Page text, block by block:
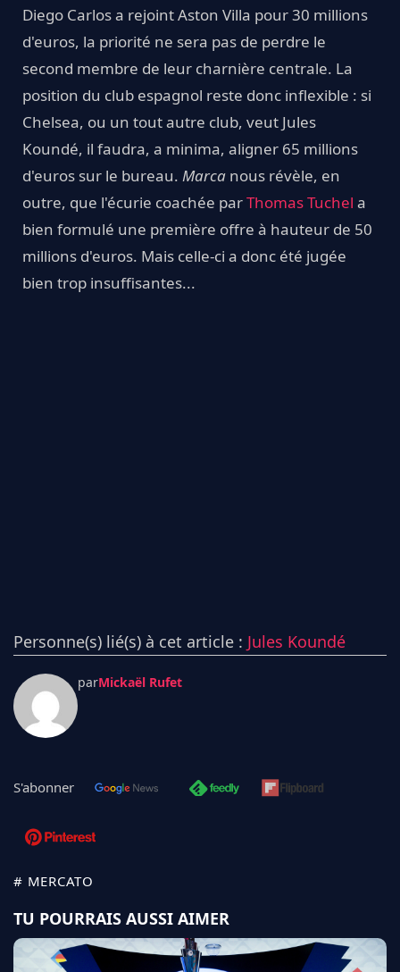
Diego Carlos a rejoint Aston Villa pour 30 millions
d'euros, la priorité ne sera pas de perdre le
second membre de leur charnière centrale. La
position du club espagnol reste donc inflexible : si
Chelsea, ou un tout autre club, veut Jules
Koundé, il faudra, a minima, aligner 65 millions
d'euros sur le bureau. Marca nous révèle, en
outre, que l'écurie coachée parThomas Tuchel a
bien formulé une première offre à hauteur de 50
millions d'euros. Mais celle-ci a donc été jugée
bien trop insuffisantes...
Personne(s) lié(s) à cet article : Jules Koundé
parMickaël Rufet
S'abonner
# MERCATO
TU POURRAIS AUSSI AIMER